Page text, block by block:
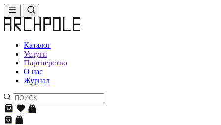
Каталог
Услуги
Партнерство
О нас
Журнал